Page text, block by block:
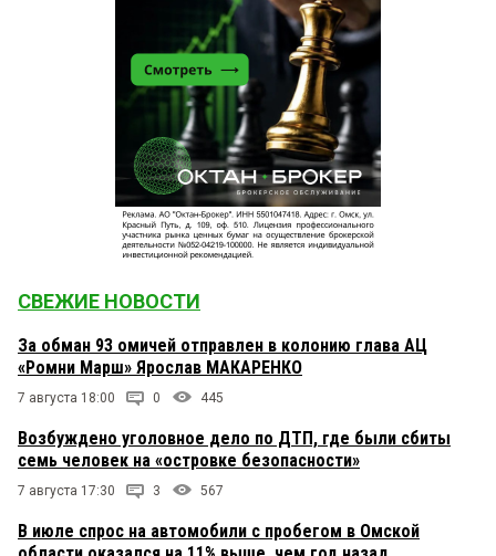
СВЕЖИЕ НОВОСТИ
За обман 93 омичей отправлен в колонию глава АЦ
«Ромни Марш» Ярослав МАКАРЕНКО
7 августа 18:00 0 445
Возбуждено уголовное дело по ДТП, где были сбиты
семь человек на «островке безопасности»
7 августа 17:30 3 567
В июле спрос на автомобили с пробегом в Омской